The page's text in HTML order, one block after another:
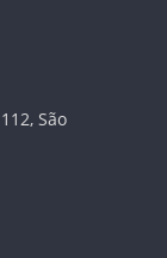
São